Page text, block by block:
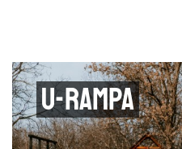
U-rampa